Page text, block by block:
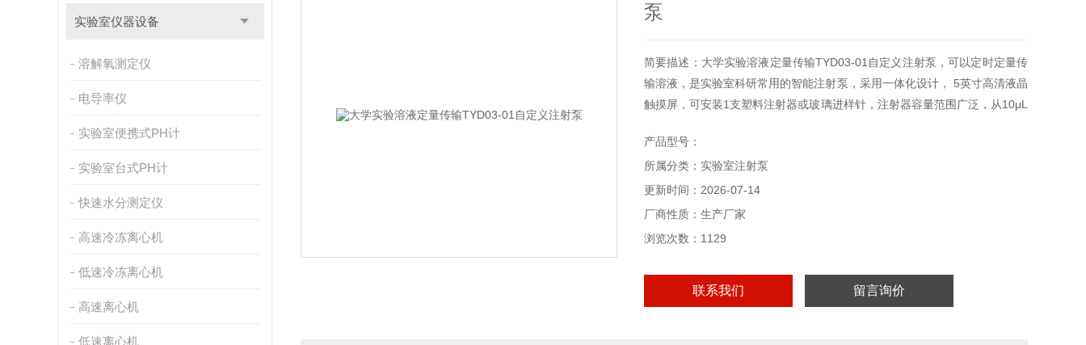
实验室仪器设备
溶解氧测定仪
电导率仪
实验室便携式PH计
实验室台式PH计
快速水分测定仪
高速冷冻离心机
低速冷冻离心机
高速离心机
低速离心机
泵
简要描述：大学实验溶液定量传输TYD03-01自定义注射泵，可以定时定量传
输溶液，是实验室科研常用的智能注射泵，采用一体化设计， 5英寸高清液晶
触摸屏，可安装1支塑料注射器或玻璃进样针，注射器容量范围广泛，从10μL
示传输液量、剩余液量、流量、运行方向、注射器规格等，动画显示运行状
态。
产品型号：
所属分类：实验室注射泵
更新时间：2026-07-14
厂商性质：生产厂家
浏览次数：1129
联系我们 留言询价